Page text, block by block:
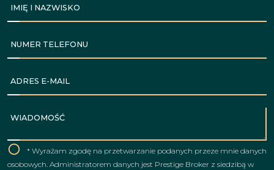
IMIĘ I NAZWISKO
NUMER TELEFONU
ADRES E-MAIL
WIADOMOŚĆ
* Wyrażam zgodę na przetwarzanie podanych przeze mnie danych
osobowych. Administratorem danych jest Prestige Broker z siedzibą w